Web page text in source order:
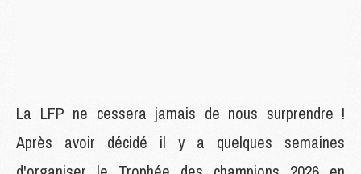
La LFP ne cessera jamais de nous surprendre !
Après avoir décidé il y a quelques semaines